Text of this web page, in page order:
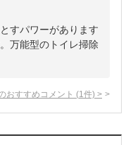
すパワーがあります
万能型のトイレ掃除
おすすめコメント (1 件) >